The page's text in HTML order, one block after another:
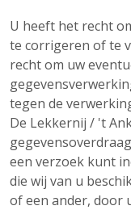
U heeft het recht
te corrigeren of te
recht om uw
tegen de
De Lekkernij / 't
een verzoek kunt
die wij van u
of een ander, door